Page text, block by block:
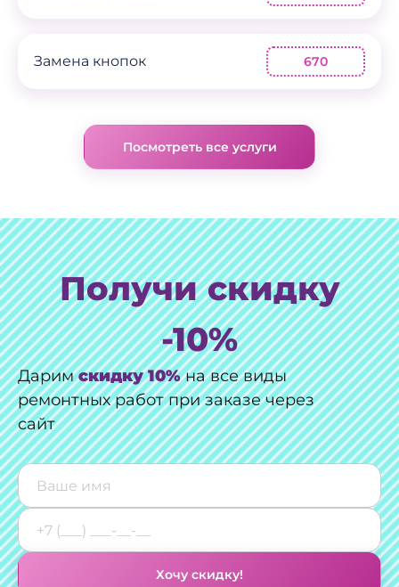
Замена кнопок 670
Посмотреть все услуги
Получи скидку
-10%
Даримскидку 10%на все виды
ремонтных работ при заказе через
сайт
Хочу скидку!